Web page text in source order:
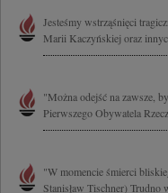
Jesteśmy wstrząśnięci
Marii Kaczyńskiej oraz
"Można odejść na zawsze,
Pierwszego Obywatela
"W momencie śmierci
Stanisław Tischner) Trudno